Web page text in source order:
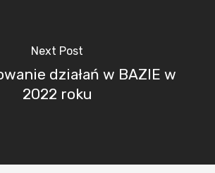
Next Post
działań w BAZIE w
2022 roku